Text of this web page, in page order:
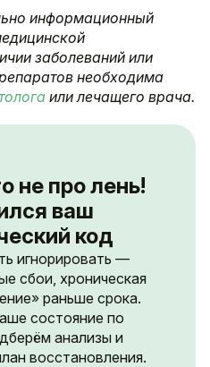
информационный
заболеваний или
необходима
или лечащего врача.
не про лень!
ваш
код
игнорировать —
сбои, хроническая
раньше срока.
состояние по
анализы и
восстановления.